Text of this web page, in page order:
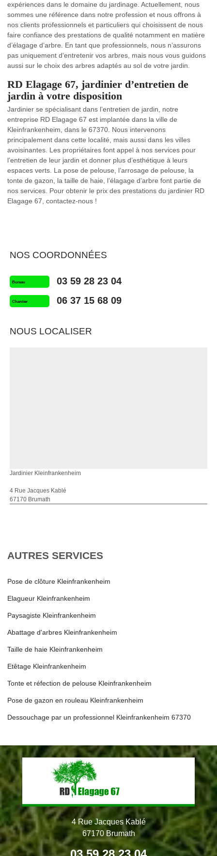
expériences dans le domaine du jardinage. Actuellement, nous
sommes une référence dans notre profession et nous offrons à
nos clients professionnels et particuliers qui choisissent de nous
faire confiance des prestations de qualité notamment en matière
d’élagage d’arbre. En tant que professionnels, nous n’assurons
pas uniquement d’entretenir vos arbres, mais nous vous guidons
aussi sur le choix des arbres adaptés au sol de votre jardin.
RD Elagage 67, jardinier d’entretien de
jardin à votre disposition
Jardinier se spécialisant dans l’entretien de jardin, notre
entreprise RD Elagage 67 est implantée dans la ville de
Kleinfrankenheim, dans le 67370. Nous intervenons
principalement dans cette localité, mais aussi dans les villes
avoisinantes. Les propriétaires font appel à nos services pour
l’entretien de leur jardin et donner plus d’esthétique à leurs
espaces verts. La pose de pelouse, l’arrosage de pelouse, la
tonte de gazon, la taille de haie, l’élagage d’arbre font partie de
nos services. Pour obtenir le prix des prestations du jardinier RD
Elagage 67, contactez-nous !
NOS COORDONNÉES
Bureau 03 59 28 23 04
Chantier 06 37 15 68 09
NOUS LOCALISER
Jardinier Kleinfrankenheim
4 Rue Jacques Kablé
67170 Brumath
AUTRES SERVICES
Pose de clôture Kleinfrankenheim
Elagueur Kleinfrankenheim
Paysagiste Kleinfrankenheim
Abattage d'arbres Kleinfrankenheim
Taille de haie Kleinfrankenheim
Etêtage Kleinfrankenheim
Tonte et réfection de pelouse Kleinfrankenheim
Pose de gazon en rouleau Kleinfrankenheim
Dessouchage par un professionnel Kleinfrankenheim 67370
4 Rue Jacques Kablé
67170 Brumath